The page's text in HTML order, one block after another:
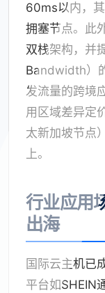
60ms以内，
拥塞节点。此
双栈架构，并
Bandwidth）
发流量的跨境
用区域差异定
太新加坡节点
上。
行业应用
出海
国际云主机已
平台如SHEIN